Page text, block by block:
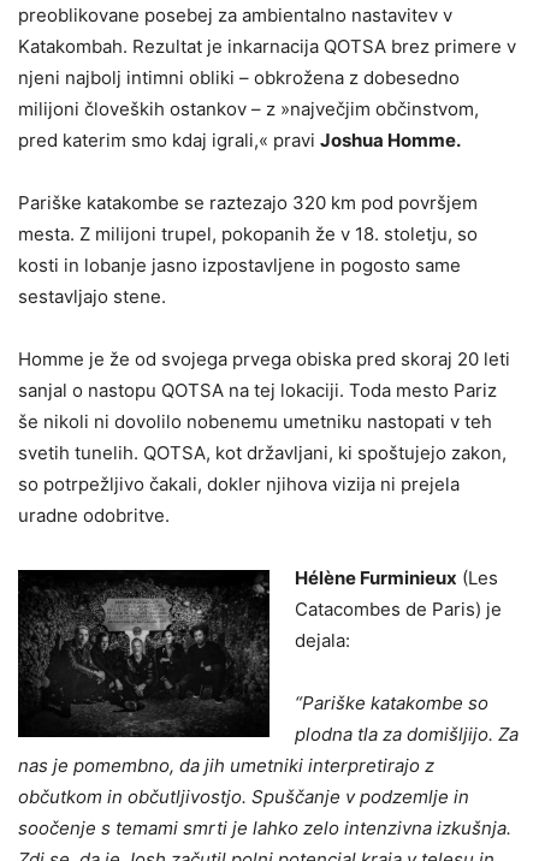
preoblikovane posebej za ambientalno nastavitev v
Katakombah. Rezultat je inkarnacija QOTSA brez primere v
njeni najbolj intimni obliki – obkrožena z dobesedno
milijoni človeških ostankov – z »največjim občinstvom,
pred katerim smo kdaj igrali,« pravi Joshua Homme.
Pariške katakombe se raztezajo 320 km pod površjem
mesta. Z milijoni trupel, pokopanih že v 18. stoletju, so
kosti in lobanje jasno izpostavljene in pogosto same
sestavljajo stene.
Homme je že od svojega prvega obiska pred skoraj 20 leti
sanjal o nastopu QOTSA na tej lokaciji. Toda mesto Pariz
še nikoli ni dovolilo nobenemu umetniku nastopati v teh
svetih tunelih. QOTSA, kot državljani, ki spoštujejo zakon,
so potrpežljivo čakali, dokler njihova vizija ni prejela
uradne odobritve.
Hélène Furminieux (Les
Catacombes de Paris) je
dejala:
“Pariške katakombe so
plodna tla za domišljijo. Za
nas je pomembno, da jih umetniki interpretirajo z
občutkom in občutljivostjo. Spuščanje v podzemlje in
soočenje s temami smrti je lahko zelo intenzivna izkušnja.